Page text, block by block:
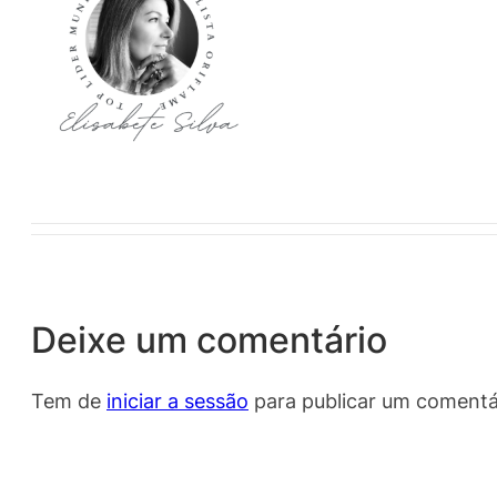
Deixe um comentário
Tem de iniciar a sessão para publicar um